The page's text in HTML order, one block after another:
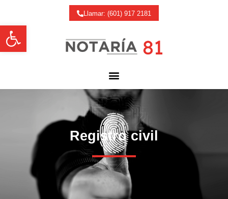
Abrir barra de herramientas
Llamar: (601) 917 2181
Registro civil